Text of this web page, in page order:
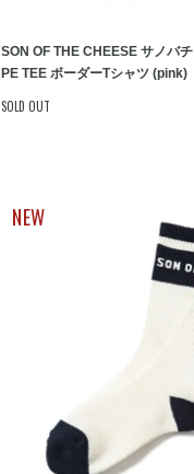
SON OF THE CHEESE サノバ
PE TEE ボーダーTシャツ (pink)
SOLD OUT
NEW